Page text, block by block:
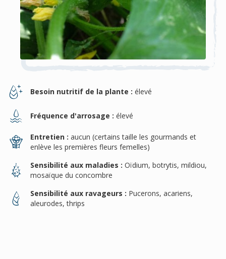
Besoin nutritif de la plante : élevé
Fréquence d'arrosage : élevé
Entretien : aucun (certains taille les gourmands et
enlève les premières fleurs femelles)
Sensibilité aux maladies : Oïdium, botrytis, mildiou,
mosaïque du concombre
Sensibilité aux ravageurs : Pucerons, acariens,
aleurodes, thrips